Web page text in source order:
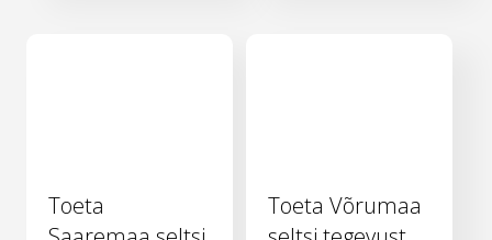
Toeta
Toeta Võrumaa